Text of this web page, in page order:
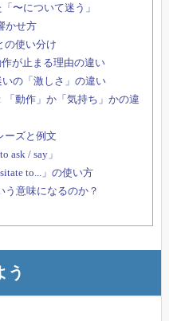
〜について迷う」
かせ方
の使い分け
作が止まる理由の違い
いの「激しさ」の違い
「動作」か「気持ち」かの違
ーズと例文
ask / say」
to...」の使い方
う意味になるのか？
う